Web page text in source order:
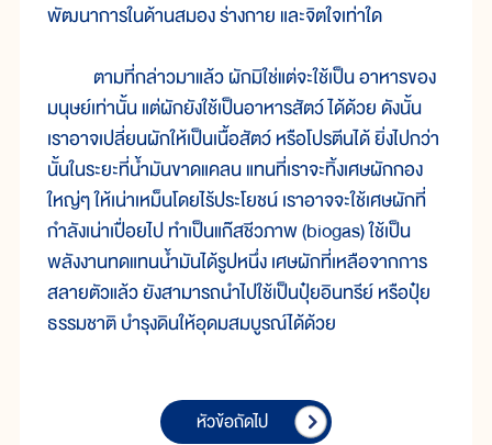
พัฒนาการในด้านสมอง ร่างกาย และจิตใจเท่าใด
ตามที่กล่าวมาแล้ว ผักมิใช่แต่จะใช้เป็น อาหารของ
มนุษย์เท่านั้น แต่ผักยังใช้เป็นอาหารสัตว์ ได้ด้วย ดังนั้น
เราอาจเปลี่ยนผักให้เป็นเนื้อสัตว์ หรือโปรตีนได้ ยิ่งไปกว่า
นั้นในระยะที่น้ำมันขาดแคลน แทนที่เราจะทิ้งเศษผักกอง
ใหญ่ๆ ให้เน่าเหม็นโดยไร้ประโยชน์ เราอาจจะใช้เศษผักที่
กำลังเน่าเปื่อยไป ทำเป็นแก๊สชีวภาพ (biogas) ใช้เป็น
พลังงานทดแทนน้ำมันได้รูปหนึ่ง เศษผักที่เหลือจากการ
สลายตัวแล้ว ยังสามารถนำไปใช้เป็นปุ๋ยอินทรีย์ หรือปุ๋ย
ธรรมชาติ บำรุงดินให้อุดมสมบูรณ์ได้ด้วย
หัวข้อถัดไป